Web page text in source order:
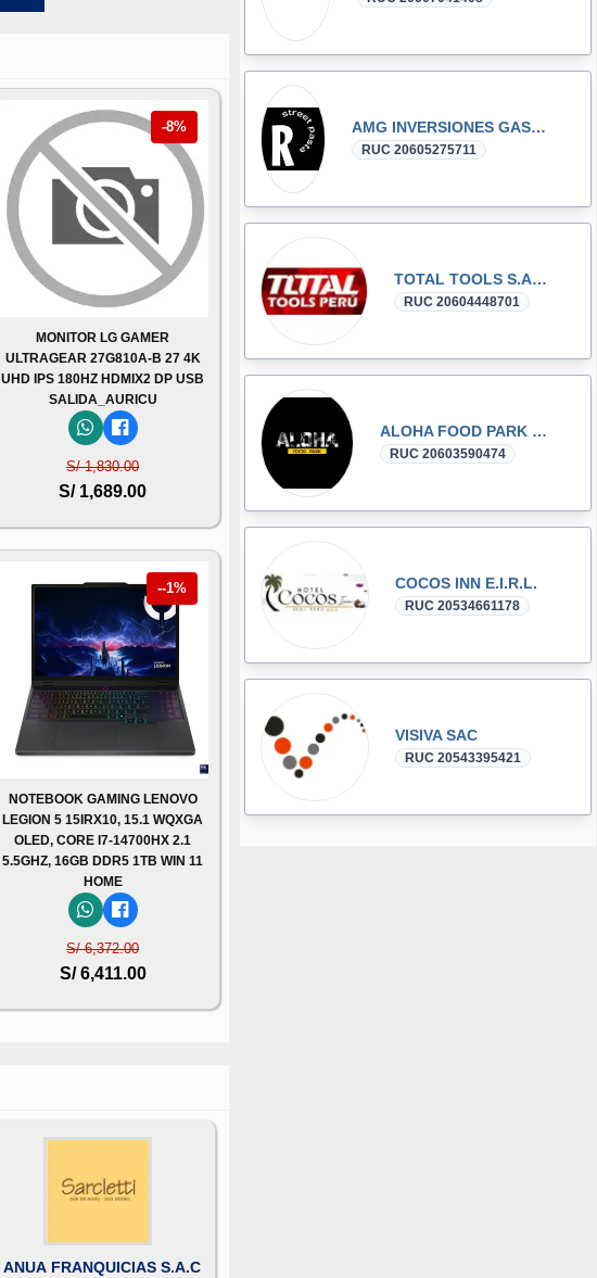
-8%
MONITOR LG GAMER
ULTRAGEAR 27G810A-B 27 4K
UHD IPS 180HZ HDMIX2 DP USB
SALIDA_AURICU
S/ 1,830.00
S/ 1,689.00
--1%
NOTEBOOK GAMING LENOVO
LEGION 5 15IRX10, 15.1 WQXGA
OLED, CORE I7-14700HX 2.1
5.5GHZ, 16GB DDR5 1TB WIN 11
HOME
S/ 6,372.00
S/ 6,411.00
ANUA FRANQUICIAS S.A.C
AMG INVERSIONES GASTRONOMICAS S.A.C.
RUC 20605275711
TOTAL TOOLS S.A.C.
RUC 20604448701
ALOHA FOOD PARK S.A.C.
RUC 20603590474
COCOS INN E.I.R.L.
RUC 20534661178
VISIVA SAC
RUC 20543395421